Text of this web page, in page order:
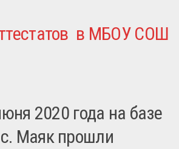
в МБОУ СОШ
2020 года на базе
Маяк прошли